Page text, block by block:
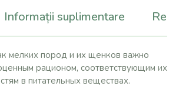
Informații suplimentare
мелких пород и их щенков важно
рационом, соответствующим их
в питательных веществах.